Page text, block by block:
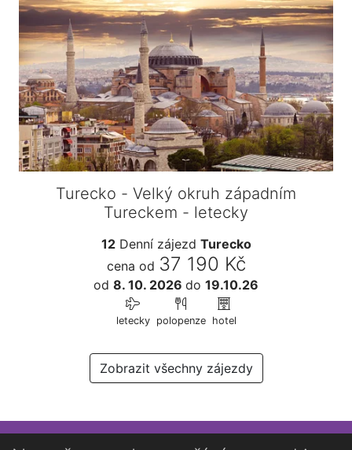
Turecko - Velký okruh západním
Tureckem - letecky
12Denní zájezd Turecko
cena od 37 190 Kč
od 8. 10. 2026 do 19.10.26
letecky polopenze hotel
Zobrazit všechny zájezdy
Přihlaste se k newsletteru